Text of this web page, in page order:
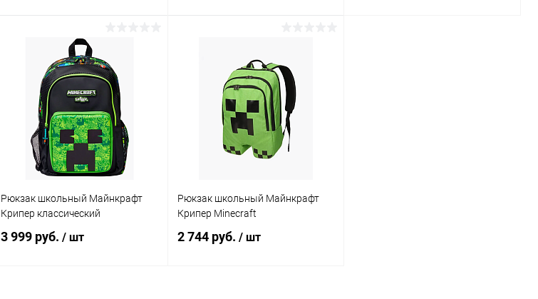
Подписаться
Купить в 1 клик Сравнение
В избранное Недоступно
Купить в 1 клик Сравнение
В избранное Недоступно
Рюкзак школьный Майнкрафт
Крипер классический
3 999 руб. / шт
Рюкзак школьный Майнкрафт
Крипер Minecraft
2 744 руб. / шт